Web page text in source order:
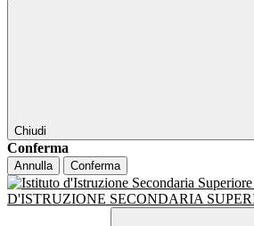
Chiudi
Conferma
Annulla Conferma
D'ISTRUZIONE SECONDARIA